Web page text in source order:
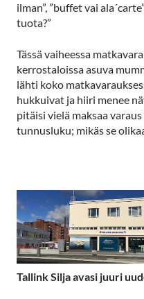
ilman”, ”buffet vai
tuota?”
Tässä vaiheessa
kerrostaloissa asuva
lähti koko
hukkuivat ja hiiri menee
pitäisi vielä maksaa
tunnusluku; mikäs se
Tallink Silja avasi juuri